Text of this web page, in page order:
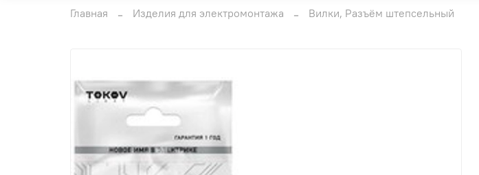
Главная Изделия для электромонтажа Вилки, Разъём штепсельный